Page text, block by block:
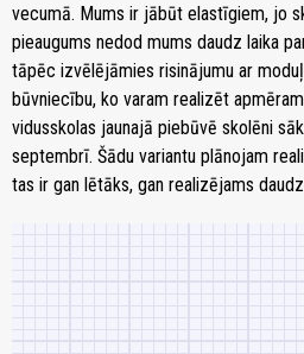
vecumā. Mums ir jābūt elastīgiem, jo
pieaugums nedod mums daudz laika
tāpēc izvēlējāmies risinājumu ar
būvniecību, ko varam realizēt
vidusskolas jaunajā piebūvē skolēni
septembrī. Šādu variantu plānojam
tas ir gan lētāks, gan realizējams